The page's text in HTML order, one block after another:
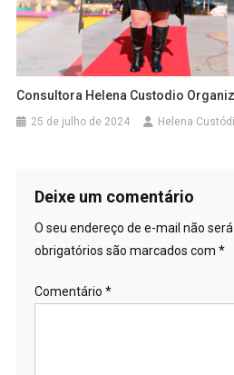
Consultora Helena Custodio
25 de julho de 2024 Helena
Deixe um comentário
O seu endereço de e-mail não será
obrigatórios são marcados com *
Comentário *